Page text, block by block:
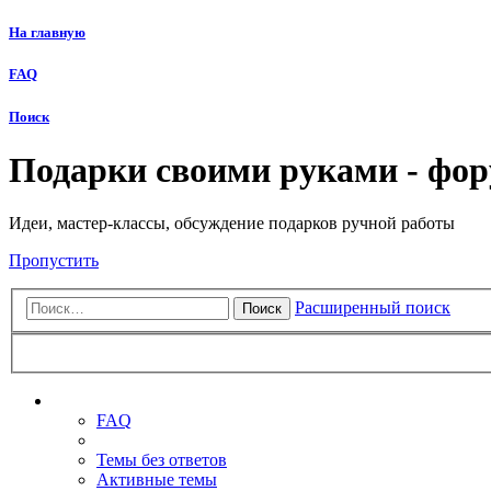
На главную
FAQ
Поиск
Подарки своими руками -
Идеи, мастер-классы, обсуждение подарков ручной работы
Пропустить
Поиск Расширенный поиск
FAQ
Темы без ответов
Активные темы